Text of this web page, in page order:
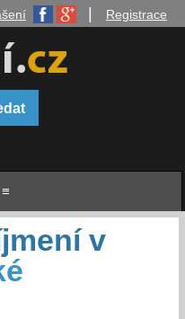
Registrace
v